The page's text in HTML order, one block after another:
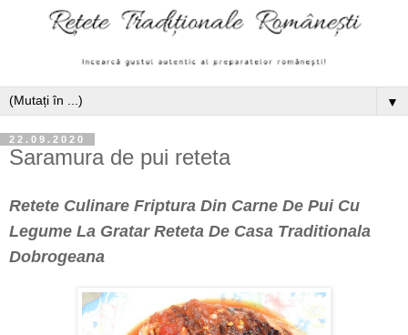
▼
22.09.2020
Saramura de pui reteta
Retete Culinare Friptura Din Carne De Pui Cu
Legume La Gratar Reteta De Casa Traditionala
Dobrogeana